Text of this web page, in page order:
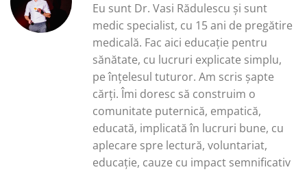
Eu sunt Dr. Vasi Rădulescu și sunt
medic specialist, cu 15 ani de pregătire
medicală. Fac aici educație pentru
sănătate, cu lucruri explicate simplu,
pe înțelesul tuturor. Am scris șapte
cărți. Îmi doresc să construim o
comunitate puternică, empatică,
educată, implicată în lucruri bune, cu
aplecare spre lectură, voluntariat,
educație, cauze cu impact semnificativ